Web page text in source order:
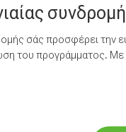
σάς προσφέρει την
του προγράμματος. Με